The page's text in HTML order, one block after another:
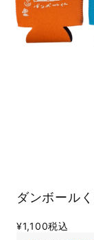
ダンボール
¥1,100税込